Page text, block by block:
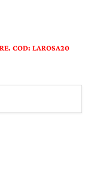
COD: LAROSA20